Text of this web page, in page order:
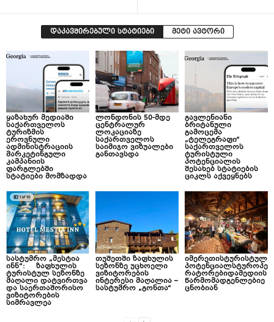
დაკავშირებული სტატიები მეტი ავტორი
ყაზახურ მედიაში
საქართველოს
ტურიზმის
ეროვნული
ადმინისტრაციის
მარკეტინგული
კამპანიის
ფარგლებში
სტატიები მომზადდა
ლონდონის 50-მდე
ცენტრალურ
ლოკაციაზე
საქართველოს
საიმიჯო ვიზუალები
განთავსდა
გავლენიანი
ბრიტანული
გამოცემა
„ტელეგრაფი“
საქართველოს
ტურისტული
პოტენციალის
შესახებ სტატიების
ციკლს აქვეყნებს
სასტუმრო „მესტია
ინნ“: ზაფხულის
ტურისტულ სეზონზე
მაღალი დატვირთვა
და საერთაშორისო
ვიზიტორების
სიმრავლეა
თუშეთში ზაფხულის
სეზონზე უცხოელი
ვიზიტორების
ინტერესი მაღალია –
სასტუმრო „გონთა“
იმერეთისტურისტულ
პოტენციალსტუროპე
რატორებიდამედიის
წარმომადგენლებიე
ცნობიან